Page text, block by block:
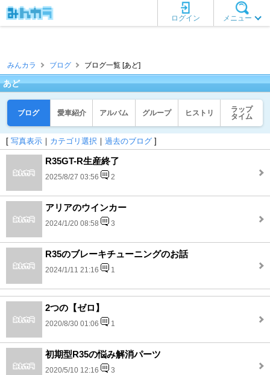
メニュー
ログイン
みんカラ ブログ ブログ一覧 [あど]
あど
ブログ 愛車紹介 アルバム グループ ヒストリ
ラップ
タイム
[ 写真表示 ｜ カテゴリ選択 ｜ 過去のブログ ]
R35GT-R生産終了
2025/8/27 03:56 2
アリアのウインカー
2024/1/20 08:58 3
R35のブレーキチューニングのお話
2024/1/11 21:16 1
2つの【ゼロ】
2020/8/30 01:06 1
初期型R35の悩み解消パーツ
2020/5/10 12:16 3